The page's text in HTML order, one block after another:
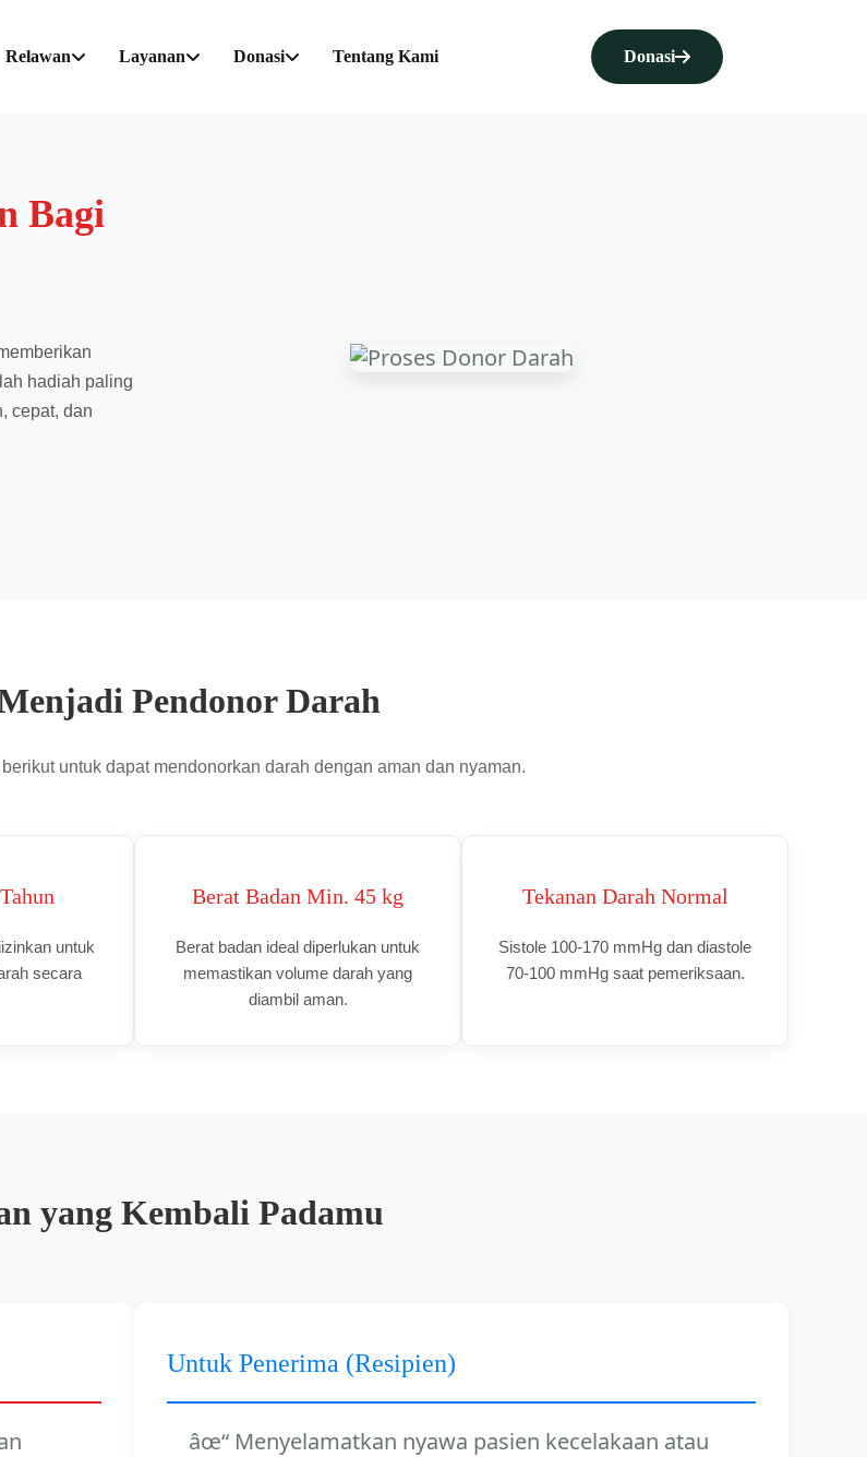
Relawan Layanan Donasi Tentang Kami Donasi
Bagi
hadiah paling
cepat, dan
Pendonor Darah
untuk dapat mendonorkan darah dengan aman dan nyaman.
untuk
secara
Berat Badan Min. 45 kg
Berat badan ideal diperlukan untuk
memastikan volume darah yang
diambil aman.
Tekanan Darah Normal
Sistole 100-170 mmHg dan diastole
70-100 mmHg saat pemeriksaan.
yang Kembali Padamu
Untuk Penerima (Resipien)
Menyelamatkan nyawa pasien kecelakaan atau